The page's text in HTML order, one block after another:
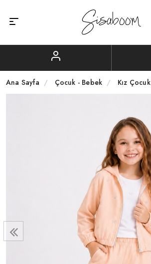
Ana Sayfa Çocuk - Bebek Kız Çocuk